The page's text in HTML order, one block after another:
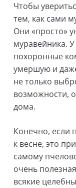
Чтобы
тем, как сами
Они «просто»
муравейника.
похоронные
умершую и
не только
возможности,
дома.
Конечно, если
к весне, это
самому
очень
всякие